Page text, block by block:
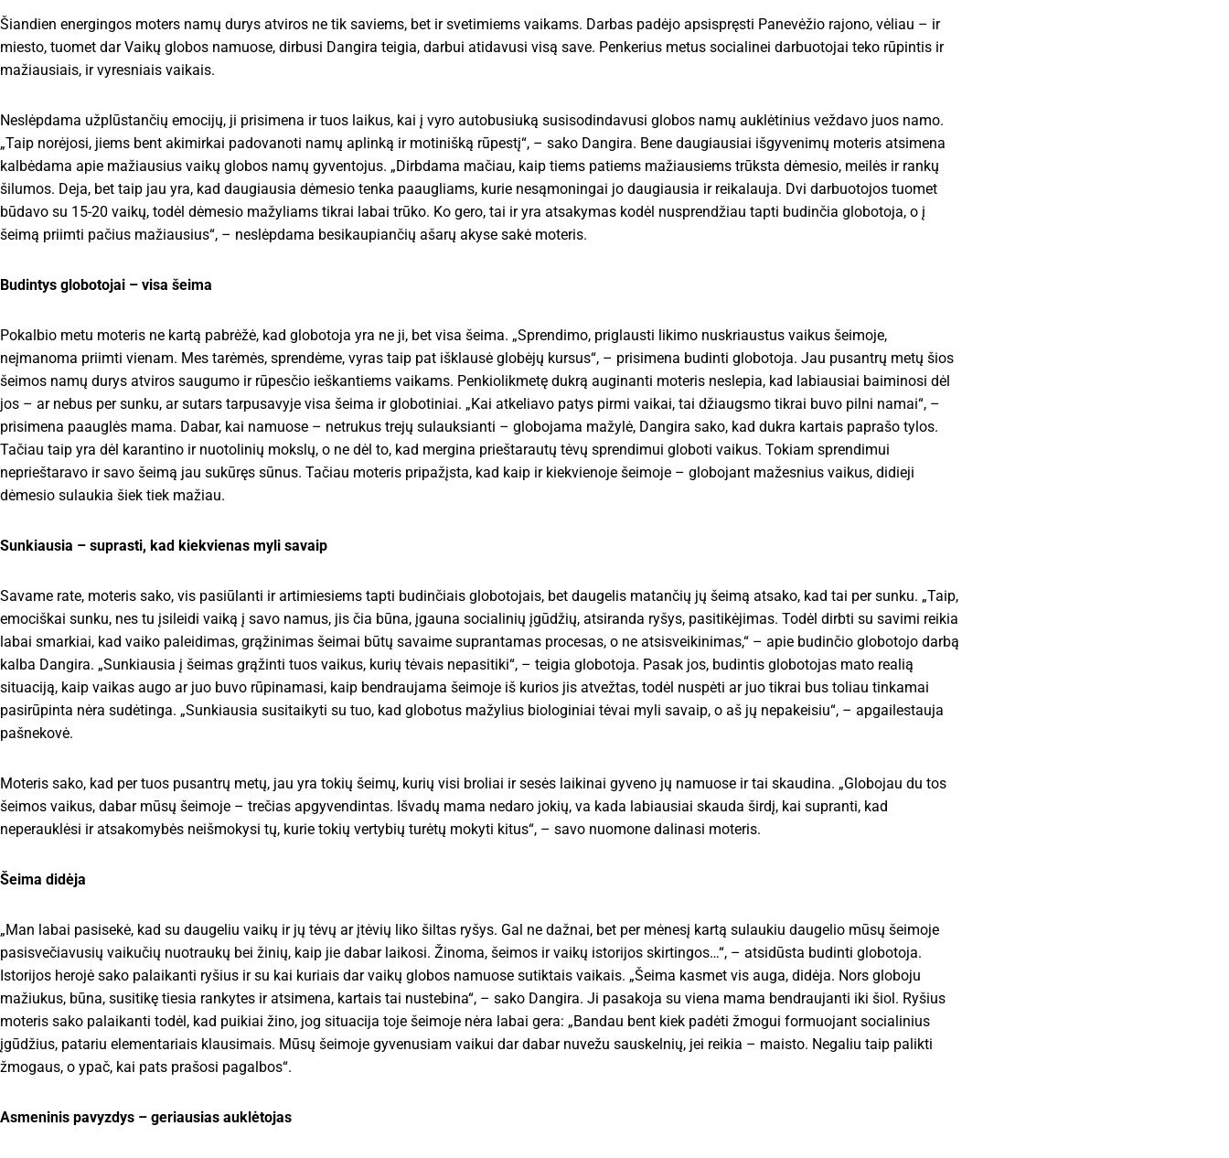
Šiandien energingos moters namų durys atviros ne tik saviems, bet ir svetimiems vaikams. Darbas padėjo apsispręsti Panevėžio rajono, vėliau – ir
miesto, tuomet dar Vaikų globos namuose, dirbusi Dangira teigia, darbui atidavusi visą save. Penkerius metus socialinei darbuotojai teko rūpintis ir
mažiausiais, ir vyresniais vaikais.
Neslėpdama užplūstančių emocijų, ji prisimena ir tuos laikus, kai į vyro autobusiuką susisodindavusi globos namų auklėtinius veždavo juos namo.
„Taip norėjosi, jiems bent akimirkai padovanoti namų aplinką ir motinišką rūpestį“, – sako Dangira. Bene daugiausiai išgyvenimų moteris atsimena
kalbėdama apie mažiausius vaikų globos namų gyventojus. „Dirbdama mačiau, kaip tiems patiems mažiausiems trūksta dėmesio, meilės ir rankų
šilumos. Deja, bet taip jau yra, kad daugiausia dėmesio tenka paaugliams, kurie nesąmoningai jo daugiausia ir reikalauja. Dvi darbuotojos tuomet
būdavo su 15-20 vaikų, todėl dėmesio mažyliams tikrai labai trūko. Ko gero, tai ir yra atsakymas kodėl nusprendžiau tapti budinčia globotoja, o į
šeimą priimti pačius mažiausius“, – neslėpdama besikaupiančių ašarų akyse sakė moteris.
Budintys globotojai – visa šeima
Pokalbio metu moteris ne kartą pabrėžė, kad globotoja yra ne ji, bet visa šeima. „Sprendimo, priglausti likimo nuskriaustus vaikus šeimoje,
neįmanoma priimti vienam. Mes tarėmės, sprendėme, vyras taip pat išklausė globėjų kursus“, – prisimena budinti globotoja. Jau pusantrų metų šios
šeimos namų durys atviros saugumo ir rūpesčio ieškantiems vaikams. Penkiolikmetę dukrą auginanti moteris neslepia, kad labiausiai baiminosi dėl
jos – ar nebus per sunku, ar sutars tarpusavyje visa šeima ir globotiniai. „Kai atkeliavo patys pirmi vaikai, tai džiaugsmo tikrai buvo pilni namai“, –
prisimena paauglės mama. Dabar, kai namuose – netrukus trejų sulauksianti – globojama mažylė, Dangira sako, kad dukra kartais paprašo tylos.
Tačiau taip yra dėl karantino ir nuotolinių mokslų, o ne dėl to, kad mergina prieštarautų tėvų sprendimui globoti vaikus. Tokiam sprendimui
neprieštaravo ir savo šeimą jau sukūręs sūnus. Tačiau moteris pripažįsta, kad kaip ir kiekvienoje šeimoje – globojant mažesnius vaikus, didieji
dėmesio sulaukia šiek tiek mažiau.
Sunkiausia – suprasti, kad kiekvienas myli savaip
Savame rate, moteris sako, vis pasiūlanti ir artimiesiems tapti budinčiais globotojais, bet daugelis matančių jų šeimą atsako, kad tai per sunku. „Taip,
emociškai sunku, nes tu įsileidi vaiką į savo namus, jis čia būna, įgauna socialinių įgūdžių, atsiranda ryšys, pasitikėjimas. Todėl dirbti su savimi reikia
labai smarkiai, kad vaiko paleidimas, grąžinimas šeimai būtų savaime suprantamas procesas, o ne atsisveikinimas,“ – apie budinčio globotojo darbą
kalba Dangira. „Sunkiausia į šeimas grąžinti tuos vaikus, kurių tėvais nepasitiki“, – teigia globotoja. Pasak jos, budintis globotojas mato realią
situaciją, kaip vaikas augo ar juo buvo rūpinamasi, kaip bendraujama šeimoje iš kurios jis atvežtas, todėl nuspėti ar juo tikrai bus toliau tinkamai
pasirūpinta nėra sudėtinga. „Sunkiausia susitaikyti su tuo, kad globotus mažylius biologiniai tėvai myli savaip, o aš jų nepakeisiu“, – apgailestauja
pašnekovė.
Moteris sako, kad per tuos pusantrų metų, jau yra tokių šeimų, kurių visi broliai ir sesės laikinai gyveno jų namuose ir tai skaudina. „Globojau du tos
šeimos vaikus, dabar mūsų šeimoje – trečias apgyvendintas. Išvadų mama nedaro jokių, va kada labiausiai skauda širdį, kai supranti, kad
neperauklėsi ir atsakomybės neišmokysi tų, kurie tokių vertybių turėtų mokyti kitus“, – savo nuomone dalinasi moteris.
Šeima didėja
„Man labai pasisekė, kad su daugeliu vaikų ir jų tėvų ar įtėvių liko šiltas ryšys. Gal ne dažnai, bet per mėnesį kartą sulaukiu daugelio mūsų šeimoje
pasisvečiavusių vaikučių nuotraukų bei žinių, kaip jie dabar laikosi. Žinoma, šeimos ir vaikų istorijos skirtingos…“, – atsidūsta budinti globotoja.
Istorijos herojė sako palaikanti ryšius ir su kai kuriais dar vaikų globos namuose sutiktais vaikais. „Šeima kasmet vis auga, didėja. Nors globoju
mažiukus, būna, susitikę tiesia rankytes ir atsimena, kartais tai nustebina“, – sako Dangira. Ji pasakoja su viena mama bendraujanti iki šiol. Ryšius
moteris sako palaikanti todėl, kad puikiai žino, jog situacija toje šeimoje nėra labai gera: „Bandau bent kiek padėti žmogui formuojant socialinius
įgūdžius, patariu elementariais klausimais. Mūsų šeimoje gyvenusiam vaikui dar dabar nuvežu sauskelnių, jei reikia – maisto. Negaliu taip palikti
žmogaus, o ypač, kai pats prašosi pagalbos“.
Asmeninis pavyzdys – geriausias auklėtojas